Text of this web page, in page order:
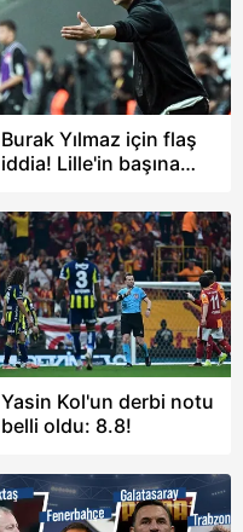
Burak Yılmaz için flaş
iddia! Lille'in başına
Yasin Kol'un derbi notu
belli oldu: 8.8!